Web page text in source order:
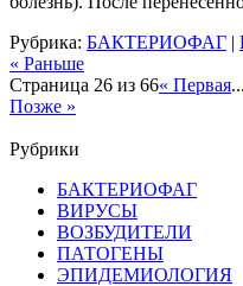
Рубрика: БАКТЕРИОФАГ |
« Раньше
Страница 26 из 66« Первая...
Позже »
Рубрики
БАКТЕРИОФАГ
ВИРУСЫ
ВОЗБУДИТЕЛИ
ПАТОГЕНЫ
ЭПИДЕМИОЛОГИЯ